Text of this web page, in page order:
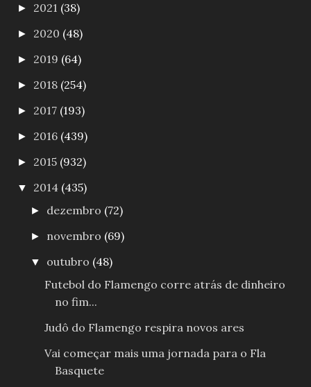
► 2021 (38)
► 2020 (48)
► 2019 (64)
► 2018 (254)
► 2017 (193)
► 2016 (439)
► 2015 (932)
▼ 2014 (435)
► dezembro (72)
► novembro (69)
▼ outubro (48)
Futebol do Flamengo corre atrás de dinheiro
no fim...
Judô do Flamengo respira novos ares
Vai começar mais uma jornada para o Fla
Basquete